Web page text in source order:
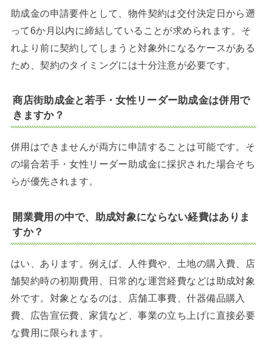
助成金の申請要件として、物件契約は交付決定日から遡
って6か月以内に締結していることが求められます。そ
れより前に契約してしまうと対象外になるケースがある
ため、契約のタイミングには十分注意が必要です。
商店街助成金と若手・女性リーダー助成金は併用で
きますか？
併用はできませんが両方に申請することは可能です。そ
の場合若手・女性リーダー助成金に採択された場合そち
らが優先されます。
開業費用の中で、助成対象にならない経費はありま
すか？
はい、あります。例えば、人件費や、土地の購入費、店
舗契約時の初期費用、日常的な運営経費などは助成対象
外です。対象となるのは、店舗工事費、什器備品購入
費、広告宣伝費、家賃など、事業の立ち上げに直接必要
な費用に限られます。